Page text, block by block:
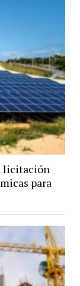
licitación
para